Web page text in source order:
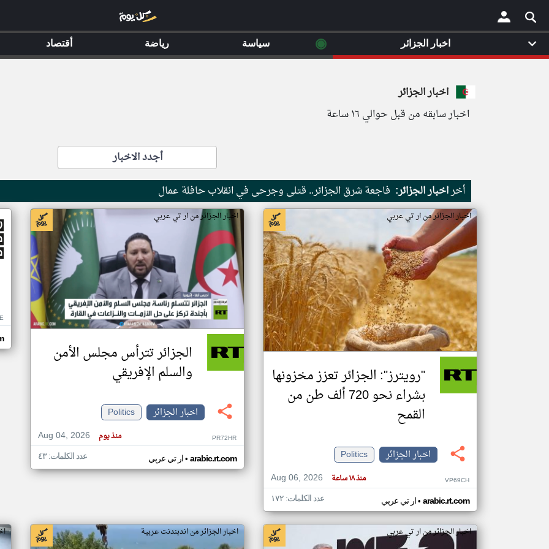
×
اخبار الجزائر
اخبار سابقه من قبل حوالي ١٦ ساعة
أجدد الاخبار
أخراخبار الجزائر: فاجعة شرق الجزائر.. قتلى وجرحى في انقلاب حافلة عمال
اخبار الجزائر من ار تي عربي
"رويترز": الجزائر تعزز مخزونها
بشراء نحو 720 ألف طن من
القمح
اخبار الجزائر
Politics
Aug 06, 2026
منذ ١٨ ساعة VP69CH
ار تي عربي• arabic.rt.com عدد الكلمات: ١٧٢
اخبار الجزائر من ار تي عربي
الجزائر تترأس مجلس الأمن
والسلم الإفريقي
اخبار الجزائر
Politics
Aug 04, 2026
منذ يوم PR72HR
ار تي عربي• arabic.rt.com عدد الكلمات: ٤٣
اخبار الجزائر من ار تي عربي اخبار الجزائر من اندبندنت عربية
اخبار الجزائر ◉ سياسة رياضة أقتصاد